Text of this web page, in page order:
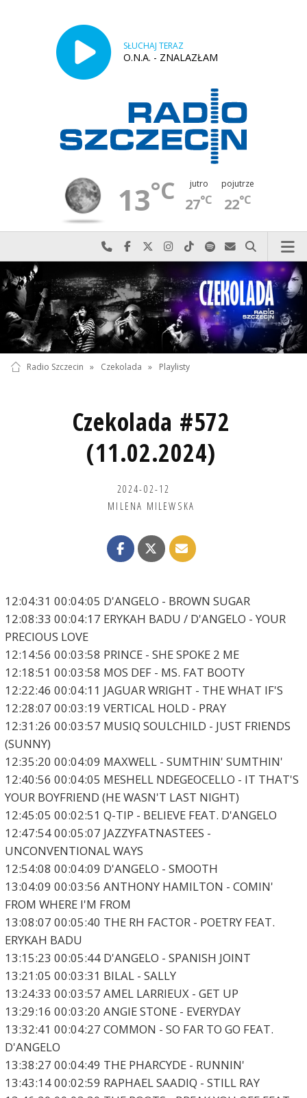
SŁUCHAJ TERAZ
O.N.A. - ZNALAZŁAM
13°C jutro
27°C
pojutrze
22°C
Najlepiej po prostu do nas zadzwoń
Odwiedź nas na Facebook-u
Odwiedź nas na X
Odwiedź nas na Instagram-ie
Odwiedź nas na TikTok-u
Szukaj nas na Spotify
Wyślij do nas
Szukaj
Radio Szczecin » Czekolada » Playlisty
Czekolada #572
(11.02.2024)
2024-02-12
MILENA MILEWSKA
12:04:31 00:04:05 D'ANGELO - BROWN SUGAR
12:08:33 00:04:17 ERYKAH BADU / D'ANGELO - YOUR
PRECIOUS LOVE
12:14:56 00:03:58 PRINCE - SHE SPOKE 2 ME
12:18:51 00:03:58 MOS DEF - MS. FAT BOOTY
12:22:46 00:04:11 JAGUAR WRIGHT - THE WHAT IF'S
12:28:07 00:03:19 VERTICAL HOLD - PRAY
12:31:26 00:03:57 MUSIQ SOULCHILD - JUST FRIENDS
(SUNNY)
12:35:20 00:04:09 MAXWELL - SUMTHIN' SUMTHIN'
12:40:56 00:04:05 MESHELL NDEGEOCELLO - IT THAT'S
YOUR BOYFRIEND (HE WASN'T LAST NIGHT)
12:45:05 00:02:51 Q-TIP - BELIEVE FEAT. D'ANGELO
12:47:54 00:05:07 JAZZYFATNASTEES -
UNCONVENTIONAL WAYS
12:54:08 00:04:09 D'ANGELO - SMOOTH
13:04:09 00:03:56 ANTHONY HAMILTON - COMIN'
FROM WHERE I'M FROM
13:08:07 00:05:40 THE RH FACTOR - POETRY FEAT.
ERYKAH BADU
13:15:23 00:05:44 D'ANGELO - SPANISH JOINT
13:21:05 00:03:31 BILAL - SALLY
13:24:33 00:03:57 AMEL LARRIEUX - GET UP
13:29:16 00:03:20 ANGIE STONE - EVERYDAY
13:32:41 00:04:27 COMMON - SO FAR TO GO FEAT.
D'ANGELO
13:38:27 00:04:49 THE PHARCYDE - RUNNIN'
13:43:14 00:02:59 RAPHAEL SAADIQ - STILL RAY